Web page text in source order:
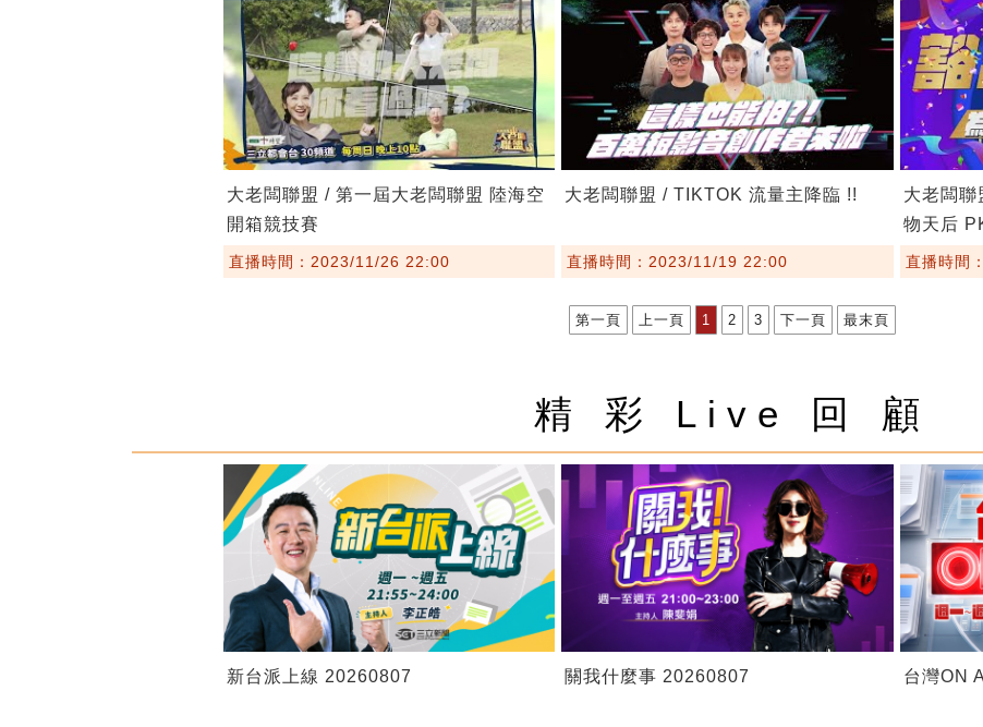
大老闆聯盟 / 第一屆大老闆聯盟 陸海空
開箱競技賽
直播時間：2023/11/26 22:00
大老闆聯盟 / TIKTOK 流量主降臨 !!
直播時間：2023/11/19 22:00
大老闆
物天后
直播時間
第一頁 上一頁 1 2 3 下一頁 最末頁
精 彩 Live 回 顧
新台派上線 20260807 關我什麼事 20260807 台灣ON